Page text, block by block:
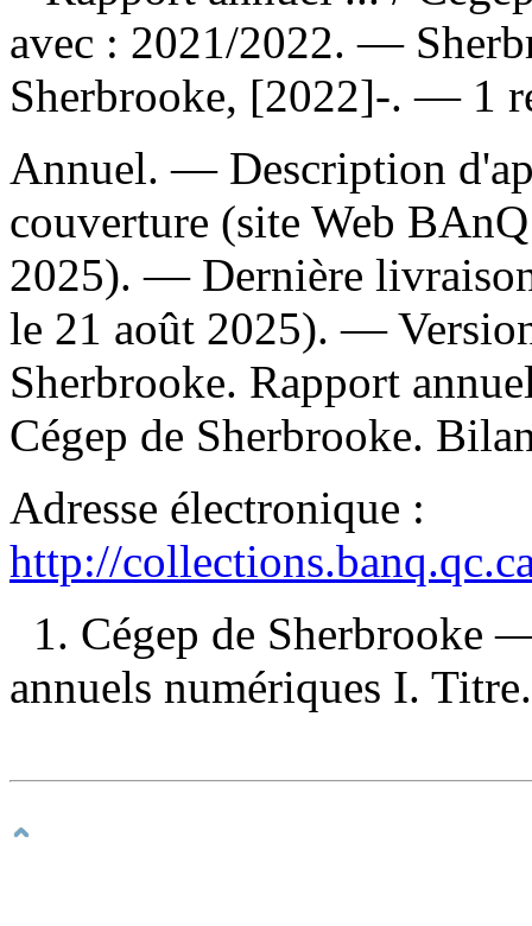
avec : 2021/2022. —
Sherbrooke, [2022]-. — 1
Annuel. — Description
couverture (site Web
2025). — Dernière
le 21 août 2025). —
Sherbrooke. Rapport
Cégep de Sherbrooke.
Adresse électronique :
http://
1. Cégep de Sherbrooke
annuels numériques I. Titre.